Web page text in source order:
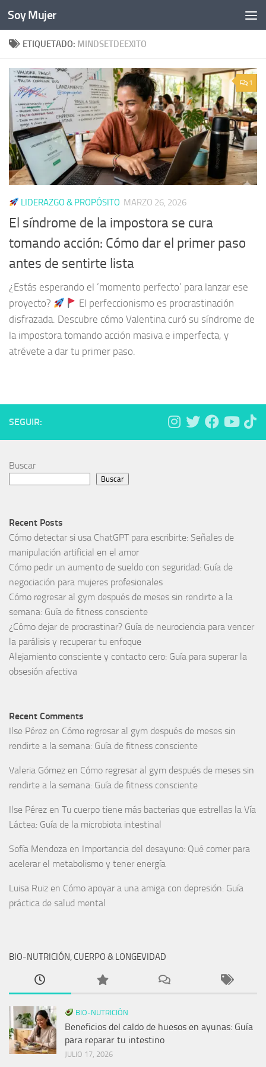
Bajo el contenido
Soy Mujer
ETIQUETADO: MINDSETDEEXITO
1
LIDERAZGO & PROPÓSITO MARZO 26, 2026
El síndrome de la impostora se cura
tomando acción: Cómo dar el primer paso
antes de sentirte lista
¿Estás esperando el ‘momento perfecto’ para lanzar ese
proyecto?
El perfeccionismo es procrastinación
disfrazada. Descubre cómo Valentina curó su síndrome de
la impostora tomando acción masiva e imperfecta, y
atrévete a dar tu primer paso.
SEGUIR:
Buscar
Buscar
Recent Posts
Cómo detectar si usa ChatGPT para escribirte: Señales de
manipulación artificial en el amor
Cómo pedir un aumento de sueldo con seguridad: Guía de
negociación para mujeres profesionales
Cómo regresar al gym después de meses sin rendirte a la
semana: Guía de fitness consciente
¿Cómo dejar de procrastinar? Guía de neurociencia para vencer
la parálisis y recuperar tu enfoque
Alejamiento consciente y contacto cero: Guía para superar la
obsesión afectiva
Recent Comments
Ilse Pérez en Cómo regresar al gym después de meses sin
rendirte a la semana: Guía de fitness consciente
Valeria Gómez en Cómo regresar al gym después de meses sin
rendirte a la semana: Guía de fitness consciente
Ilse Pérez en Tu cuerpo tiene más bacterias que estrellas la Vía
Láctea: Guía de la microbiota intestinal
Sofía Mendoza en Importancia del desayuno: Qué comer para
acelerar el metabolismo y tener energía
Luisa Ruiz en Cómo apoyar a una amiga con depresión: Guía
práctica de salud mental
BIO-NUTRICIÓN, CUERPO & LONGEVIDAD
BIO-NUTRICIÓN
Beneficios del caldo de huesos en ayunas: Guía
para reparar tu intestino
JULIO 17, 2026